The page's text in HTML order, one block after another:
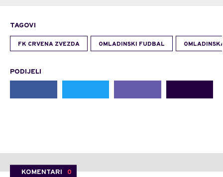
TAGOVI
FK CRVENA ZVEZDA OMLADINSKI FUDBAL
PODIJELI
KOMENTARI 0